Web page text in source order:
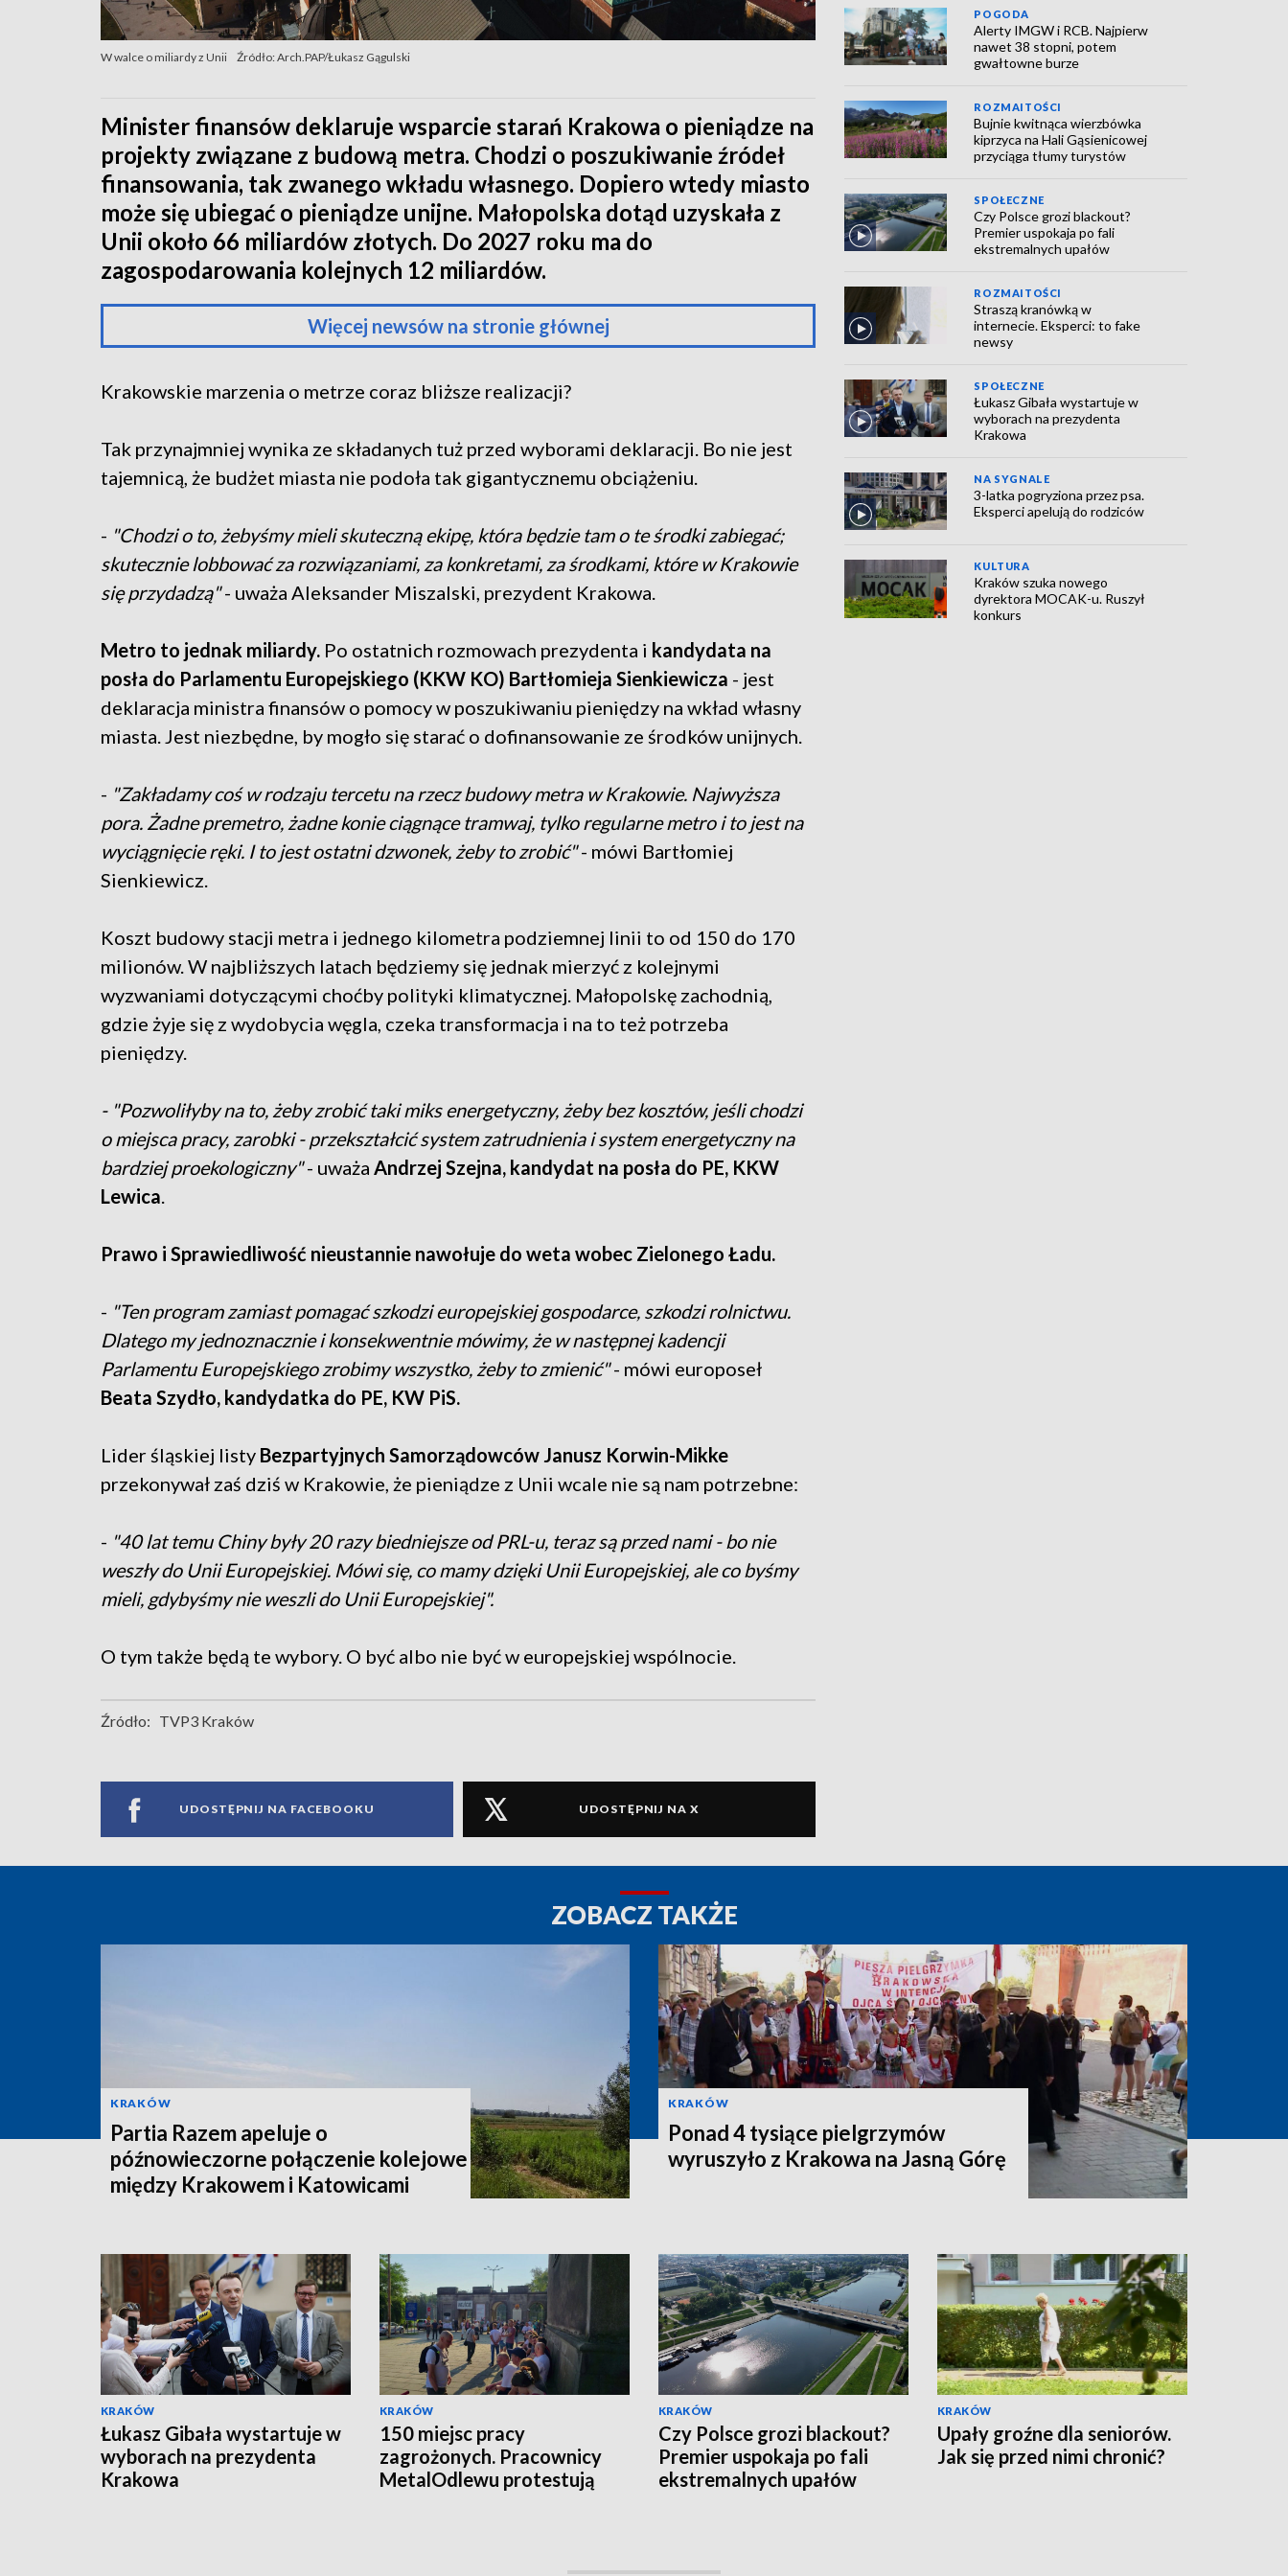
W walce o miliardy z Unii Źródło: Arch.PAP/Łukasz Gągulski
Minister finansów deklaruje wsparcie starań Krakowa o pieniądze na
projekty związane z budową metra. Chodzi o poszukiwanie źródeł
finansowania, tak zwanego wkładu własnego. Dopiero wtedy miasto
może się ubiegać o pieniądze unijne. Małopolska dotąd uzyskała z
Unii około 66 miliardów złotych. Do 2027 roku ma do
zagospodarowania kolejnych 12 miliardów.
Więcej newsów na stronie głównej
Krakowskie marzenia o metrze coraz bliższe realizacji?
Tak przynajmniej wynika ze składanych tuż przed wyborami deklaracji. Bo nie jest
tajemnicą, że budżet miasta nie podoła tak gigantycznemu obciążeniu.
- "Chodzi o to, żebyśmy mieli skuteczną ekipę, która będzie tam o te środki zabiegać;
skutecznie lobbować za rozwiązaniami, za konkretami, za środkami, które w Krakowie
się przydadzą"- uważa Aleksander Miszalski, prezydent Krakowa.
Metro to jednak miliardy. Po ostatnich rozmowach prezydenta i kandydata na
posła do Parlamentu Europejskiego (KKW KO) Bartłomieja Sienkiewicza - jest
deklaracja ministra finansów o pomocy w poszukiwaniu pieniędzy na wkład własny
miasta. Jest niezbędne, by mogło się starać o dofinansowanie ze środków unijnych.
- "Zakładamy coś w rodzaju tercetu na rzecz budowy metra w Krakowie. Najwyższa
pora. Żadne premetro, żadne konie ciągnące tramwaj, tylko regularne metro i to jest na
wyciągnięcie ręki. I to jest ostatni dzwonek, żeby to zrobić"- mówi Bartłomiej
Sienkiewicz.
Koszt budowy stacji metra i jednego kilometra podziemnej linii to od 150 do 170
milionów. W najbliższych latach będziemy się jednak mierzyć z kolejnymi
wyzwaniami dotyczącymi choćby polityki klimatycznej. Małopolskę zachodnią,
gdzie żyje się z wydobycia węgla, czeka transformacja i na to też potrzeba
pieniędzy.
- "Pozwoliłyby na to, żeby zrobić taki miks energetyczny, żeby bez kosztów, jeśli chodzi
o miejsca pracy, zarobki - przekształcić system zatrudnienia i system energetyczny na
bardziej proekologiczny"- uważa Andrzej Szejna, kandydat na posła do PE, KKW
Lewica
Prawo i Sprawiedliwość nieustannie nawołuje do weta wobec Zielonego Ładu.
- "Ten program zamiast pomagać szkodzi europejskiej gospodarce, szkodzi rolnictwu.
Dlatego my jednoznacznie i konsekwentnie mówimy, że w następnej kadencji
Parlamentu Europejskiego zrobimy wszystko, żeby to zmienić"- mówi europoseł
Beata Szydło, kandydatka do PE, KW PiS.
Lider śląskiej listy Bezpartyjnych Samorządowców Janusz Korwin-Mikke
przekonywał zaś dziś w Krakowie, że pieniądze z Unii wcale nie są nam potrzebne:
- "40 lat temu Chiny były 20 razy biedniejsze od PRL-u, teraz są przed nami - bo nie
weszły do Unii Europejskiej. Mówi się, co mamy dzięki Unii Europejskiej, ale co byśmy
mieli, gdybyśmy nie weszli do Unii Europejskiej".
O tym także będą te wybory. O być albo nie być w europejskiej wspólnocie.
Źródło: TVP3 Kraków
UDOSTĘPNIJ NA FACEBOOKU UDOSTĘPNIJ NA X
POGODA
Alerty IMGW i RCB. Najpierw
nawet 38 stopni, potem
gwałtowne burze
ROZMAITOŚCI
Bujnie kwitnąca wierzbówka
kiprzyca na Hali Gąsienicowej
przyciąga tłumy turystów
SPOŁECZNE
Czy Polsce grozi blackout?
Premier uspokaja po fali
ekstremalnych upałów
ROZMAITOŚCI
Straszą kranówką w
internecie. Eksperci: to fake
newsy
SPOŁECZNE
Łukasz Gibała wystartuje w
wyborach na prezydenta
Krakowa
NA SYGNALE
3-latka pogryziona przez psa.
Eksperci apelują do rodziców
KULTURA
Kraków szuka nowego
dyrektora MOCAK-u. Ruszył
konkurs
ZOBACZ TAKŻE
KRAKÓW
Partia Razem apeluje o
późnowieczorne połączenie kolejowe
między Krakowem i Katowicami
KRAKÓW
Ponad 4 tysiące pielgrzymów
wyruszyło z Krakowa na Jasną Górę
KRAKÓW
Łukasz Gibała wystartuje w
wyborach na prezydenta
Krakowa
KRAKÓW
150 miejsc pracy
zagrożonych. Pracownicy
MetalOdlewu protestują
KRAKÓW
Czy Polsce grozi blackout?
Premier uspokaja po fali
ekstremalnych upałów
KRAKÓW
Upały groźne dla seniorów.
Jak się przed nimi chronić?